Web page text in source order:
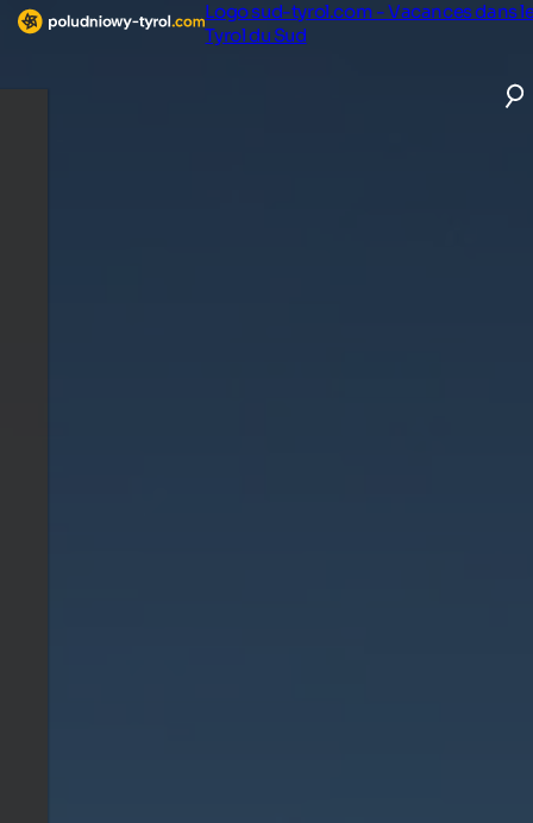
Logo sud-tyrol.com - Vacances dans
Tyrol du Sud